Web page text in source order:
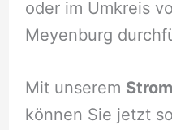
oder im Umkreis
Meyenburg
Mit unserem
können Sie jetzt